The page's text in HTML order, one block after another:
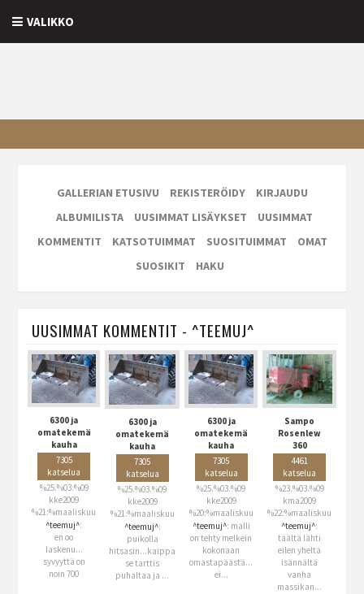
VALIKKO
GALLERIAN ETUSIVU REKISTERÖIDY
KIRJAUDU
ALBUMILISTA
UUSIMMAT LISÄYKSET
UUSIMMAT
KOMMENTIT
KATSOTUIMMAT SUOSITUIMMAT
OMAT
SUOSIKIT
HAKU
UUSIMMAT KOMMENTIT - ^TEEMUJ^
6300 ja
omatekemä
kauha
7305
katselua
%25.%03.%09
kke2009
%21:%maaliskuu
^teemuj^:
en oo
laskenu...
syvyyttä on
noin 700
6300 ja
omatekemä
kauha
7305
katselua
%25.%03.%09
kke2009
%21:%maaliskuu
^teemuj^:
puikolla
hitsasin...kaippa
se tarttis
puhaltaa ja ...
6300 ja
omatekemä
kauha
7305
katselua
%25.%03.%09
kke2009
%20:%maaliskuu
^teemuj^: malli
on tehty melkein
kokonaan
omastapäästä...
ei...
Sampo
Rosenlew
360
4461
katselua
%23.%03.%09
kma2009
%22:%maaliskuu
^teemuj^:
täältä lähti
eilen yheltä
isännältä
vanha
massikan...